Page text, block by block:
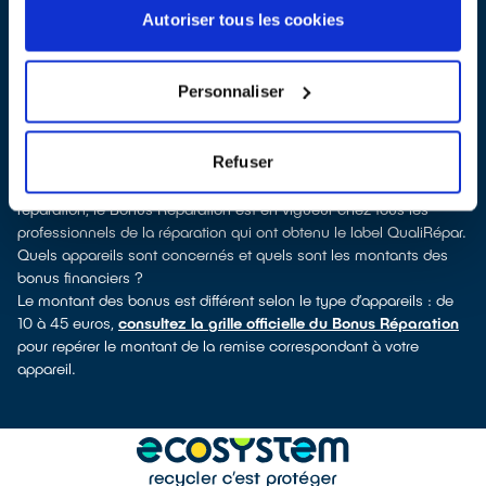
Autoriser tous les cookies
Personnaliser
Refuser
. En cliquant sur la fiche détaillée du réparateur, vous
verrez pour quels types d’appareils ce professionnel a obtenu le
informatique, outils électriques : à chaque famille d’appareils son
réparateur spécialisé et labellisé QualiRépar.
Consulter l’annuaire
Comment bénéficier du Bonus Réparation à Bourbourg ?
Déduit instantanément et de manière visible de la facture de
réparation, le Bonus Réparation est en vigueur chez tous les
professionnels de la réparation qui ont obtenu le label QualiRépar.
Quels appareils sont concernés et quels sont les montants des
bonus financiers ?
Le montant des bonus est différent selon le type d’appareils : de
10 à 45 euros, consultez la grille officielle du Bonus Réparation
pour repérer le montant de la remise correspondant à votre
appareil.